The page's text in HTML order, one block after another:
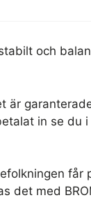
och
är
in se du
får
det med